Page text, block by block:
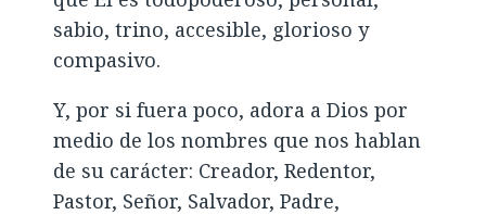
sabio, trino, accesible, glorioso y
compasivo.
Y, por si fuera poco, adora a Dios por
medio de los nombres que nos hablan
de su carácter: Creador, Redentor,
Pastor, Señor, Salvador, Padre,